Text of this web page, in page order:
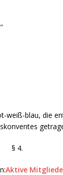
weiß-blau, die
§ 4.
Aktive